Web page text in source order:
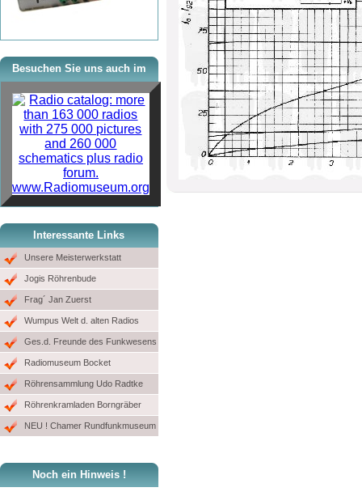
Besuchen Sie uns auch im
www.Radiomuseum.org
Interessante Links
Unsere Meisterwerkstatt
Jogis Röhrenbude
Frag´ Jan Zuerst
Wumpus Welt d. alten Radios
Ges.d. Freunde des Funkwesens
Radiomuseum Bocket
Röhrensammlung Udo Radtke
Röhrenkramladen Borngräber
NEU ! Chamer Rundfunkmuseum
Noch ein Hinweis !